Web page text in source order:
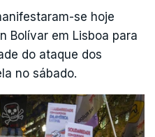
de
Sul de Nova Iorque e
um dos mais
do crime, com
no currículo.
Barry Pollack é
se hoje
Bolívar em Lisboa para
do ataque dos
no sábado.